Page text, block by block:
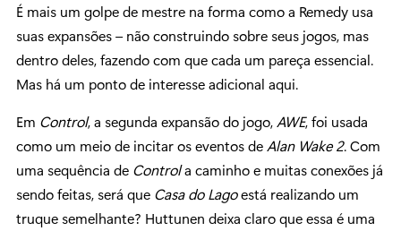
É mais um golpe de mestre na forma como a Remedy usa
suas expansões – não construindo sobre seus jogos, mas
dentro deles, fazendo com que cada um pareça essencial.
Mas há um ponto de interesse adicional aqui.
Em Control, a segunda expansão do jogo, AWE, foi usada
como um meio de incitar os eventos de Alan Wake 2. Com
uma sequência de Controla caminho e muitas conexões já
sendo feitas, será que Casa do Lagoestá realizando um
truque semelhante? Huttunen deixa claro que essa é uma